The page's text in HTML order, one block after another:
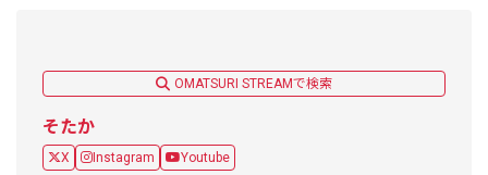
OMATSURI STREAMで検索
そたか
X Instagram Youtube